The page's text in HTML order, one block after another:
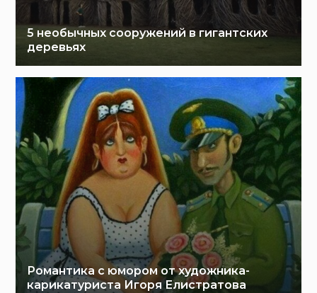
5 необычных сооружений в гигантских
деревьях
Романтика с юмором от художника-
карикатуриста Игоря Елистратова